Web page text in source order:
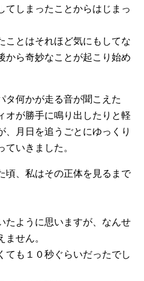
てしまったことからはじまっ
ことはそれほど気にもしてな
から奇妙なことが起こり始め
タ何かが走る音が聞こえた
オが勝手に鳴り出したりと軽
、月日を追うごとにゆっくり
ていきました。
頃、私はその正体を見るまで
たように思いますが、なんせ
せん。
ても１０秒ぐらいだったでし